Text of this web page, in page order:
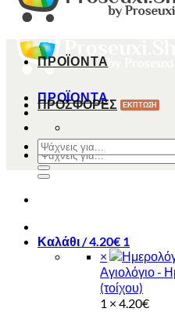
ΠΡΟΪΟΝΤΑ
Αναζήτηση
για:
Καλάθι /4.20€ 1
×
Αγιολόγιο -
(τοίχου)
1 × 4.20€
ΠΡΟΪΟΝΤΑ
ΠΡΟΣΦΟΡΕΣ
Αναζήτηση
για: